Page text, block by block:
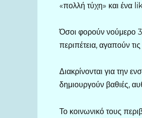
«πολλή τύχη» και ένα
Όσοι φορούν νούμερο
περιπέτεια, αγαπούν
Διακρίνονται για την
δημιουργούν βαθιές,
Το κοινωνικό τους